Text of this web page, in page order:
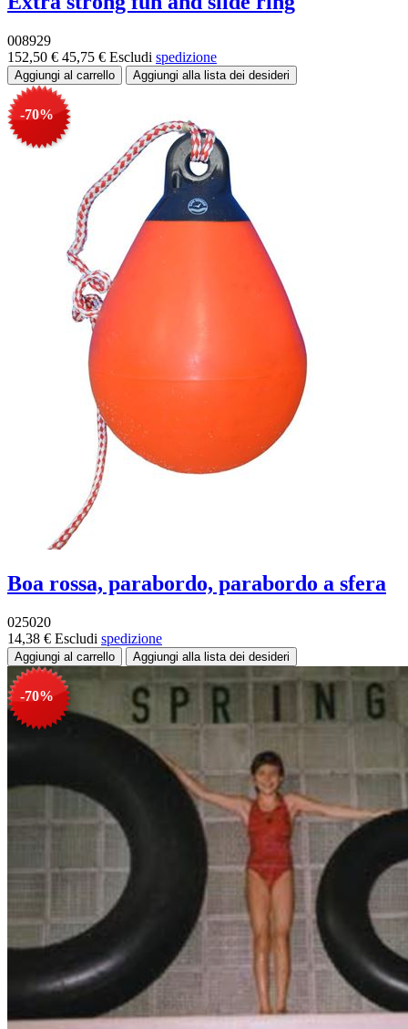
008929
152,50 € 45,75 € Escludi spedizione
-70%
Boa rossa, parabordo, parabordo a sfera
025020
14,38 € Escludi spedizione
-70%